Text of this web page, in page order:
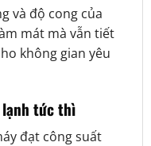
và độ cong của
mát mà vẫn tiết
không gian yêu
lạnh tức thì
đạt công suất